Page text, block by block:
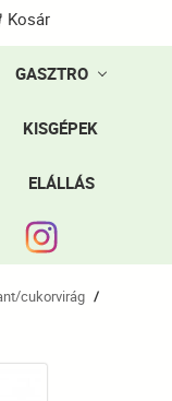
Kosár
GASZTRO
KISGÉPEK
ELÁLLÁS
cukorvirág /